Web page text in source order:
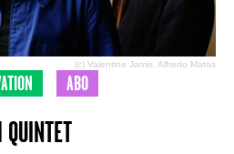
(c) Valentine Jamis, Alfredo Matos
ABO